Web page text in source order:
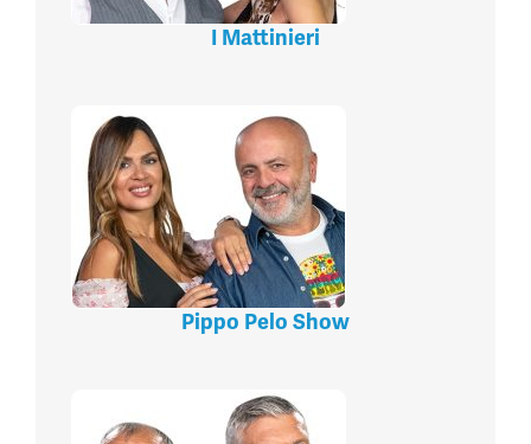
I Mattinieri
Pippo Pelo Show